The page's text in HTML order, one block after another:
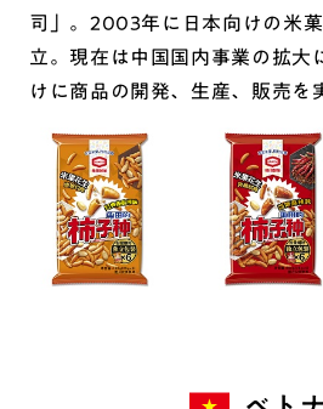
司」。2003年に日本向けの米
立。現在は中国国内事業の拡大
けに商品の開発、生産、販売を